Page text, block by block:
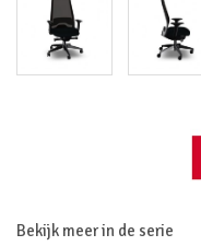
Bekijk meer in de serie